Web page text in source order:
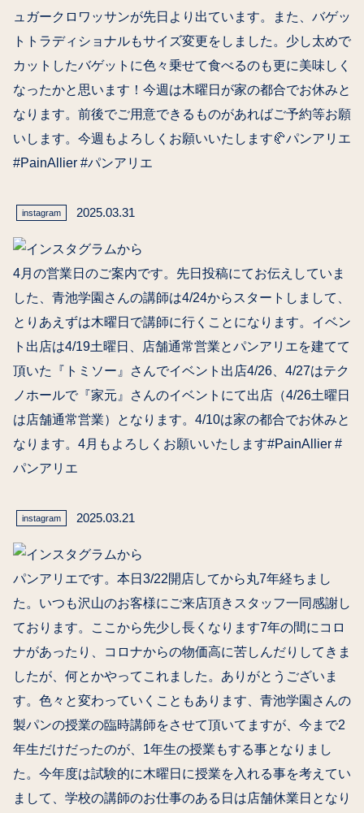
ュガークロワッサンが先日より出ています。また、バゲッ
トトラディショナルもサイズ変更をしました。少し太めで
カットしたバゲットに色々乗せて食べるのも更に美味しく
なったかと思います！今週は木曜日が家の都合でお休みと
なります。前後でご用意できるものがあればご予約等お願
いします。今週もよろしくお願いいたします🥐パンアリエ
#PainAllier #パンアリエ
instagram 2025.03.31
4月の営業日のご案内です。先日投稿にてお伝えしていま
した、青池学園さんの講師は4/24からスタートしまして、
とりあえずは木曜日で講師に行くことになります。イベン
ト出店は4/19土曜日、店舗通常営業とパンアリエを建てて
頂いた『トミソー』さんでイベント出店4/26、4/27はテク
ノホールで『家元』さんのイベントにて出店（4/26土曜日
は店舗通常営業）となります。4/10は家の都合でお休みと
なります。4月もよろしくお願いいたします#PainAllier #
パンアリエ
instagram 2025.03.21
パンアリエです。本日3/22開店してから丸7年経ちまし
た。いつも沢山のお客様にご来店頂きスタッフ一同感謝し
ております。ここから先少し長くなります7年の間にコロ
ナがあったり、コロナからの物価高に苦しんだりしてきま
したが、何とかやってこれました。ありがとうございま
す。色々と変わっていくこともあります、青池学園さんの
製パンの授業の臨時講師をさせて頂いてますが、今まで2
年生だけだったのが、1年生の授業もする事となりまし
た。今年度は試験的に木曜日に授業を入れる事を考えてい
まして、学校の講師のお仕事のある日は店舗休業日となり